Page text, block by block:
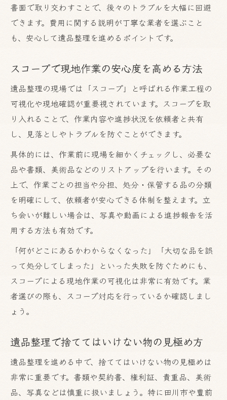
書面で取り交わすことで、後々のトラブルを大幅に回避
できます。費用に関する説明が丁寧な業者を選ぶこと
も、安心して遺品整理を進めるポイントです。
スコープで現地作業の安心度を高める方法
遺品整理の現場では「スコープ」と呼ばれる作業工程の
可視化や現地確認が重要視されています。スコープを取
り入れることで、作業内容や進捗状況を依頼者と共有
し、見落としやトラブルを防ぐことができます。
具体的には、作業前に現場を細かくチェックし、必要な
品や書類、美術品などのリストアップを行います。その
上で、作業ごとの担当や分担、処分・保管する品の分類
を明確にして、依頼者が安心できる体制を整えます。立
ち会いが難しい場合は、写真や動画による進捗報告を活
用する方法も有効です。
「何がどこにあるかわからなくなった」「大切な品を誤
って処分してしまった」といった失敗を防ぐためにも、
スコープによる現地作業の可視化は非常に有効です。業
者選びの際も、スコープ対応を行っているか確認しまし
ょう。
遺品整理で捨ててはいけない物の見極め方
遺品整理を進める中で、捨ててはいけない物の見極めは
非常に重要です。書類や契約書、権利証、貴重品、美術
品、写真などは慎重に扱いましょう。特に田川市や豊前